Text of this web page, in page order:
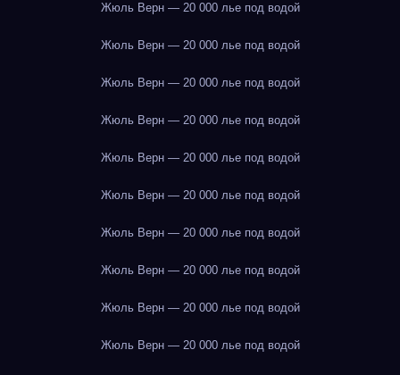
Жюль Верн — 20 000 лье под водой
Жюль Верн — 20 000 лье под водой
Жюль Верн — 20 000 лье под водой
Жюль Верн — 20 000 лье под водой
Жюль Верн — 20 000 лье под водой
Жюль Верн — 20 000 лье под водой
Жюль Верн — 20 000 лье под водой
Жюль Верн — 20 000 лье под водой
Жюль Верн — 20 000 лье под водой
Жюль Верн — 20 000 лье под водой